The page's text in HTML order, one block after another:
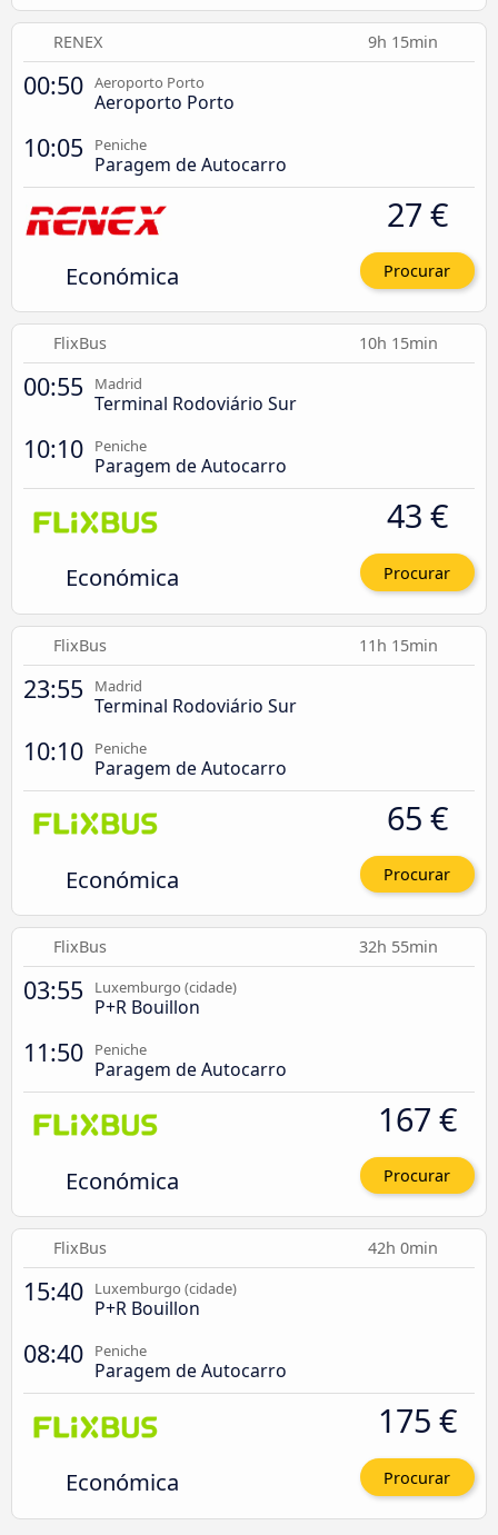
RENEX 9h 15min
00:50 Aeroporto Porto
Aeroporto Porto
10:05 Peniche
Paragem de Autocarro
Económica
27 €
Procurar
FlixBus 10h 15min
00:55 Madrid
Terminal Rodoviário Sur
10:10 Peniche
Paragem de Autocarro
Económica
43 €
Procurar
FlixBus 11h 15min
23:55 Madrid
Terminal Rodoviário Sur
10:10 Peniche
Paragem de Autocarro
Económica
65 €
Procurar
FlixBus 32h 55min
03:55 Luxemburgo (cidade)
P+R Bouillon
11:50 Peniche
Paragem de Autocarro
Económica
167 €
Procurar
FlixBus 42h 0min
15:40 Luxemburgo (cidade)
P+R Bouillon
08:40 Peniche
Paragem de Autocarro
Económica
175 €
Procurar